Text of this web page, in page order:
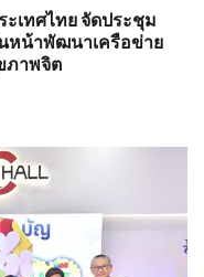
เทศไทย จัดประชุม
หน้าพัฒนาเครือข่าย
ภาพจิต